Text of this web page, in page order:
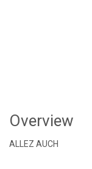
Overview
ALLEZ AUCH